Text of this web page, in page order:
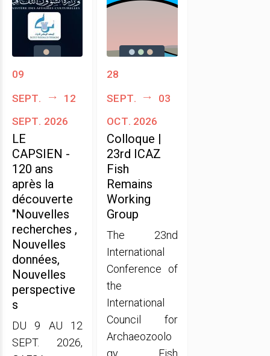
09
sept.
12
sept. 2026
LE
CAPSIEN -
120 ans
après la
découverte
"Nouvelles
recherches ,
Nouvelles
données,
Nouvelles
perspective
s
DU 9 AU 12
SEPT. 2026,
28
sept.
03
oct. 2026
Colloque |
23rd ICAZ
Fish
Remains
Working
Group
The 23nd
International
Conference of
the
International
Council for
Archaeozoolo
gy Fish